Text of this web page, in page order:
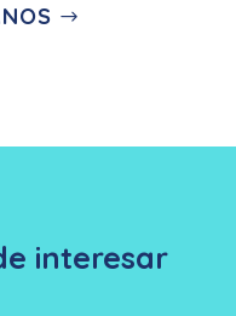
interesar